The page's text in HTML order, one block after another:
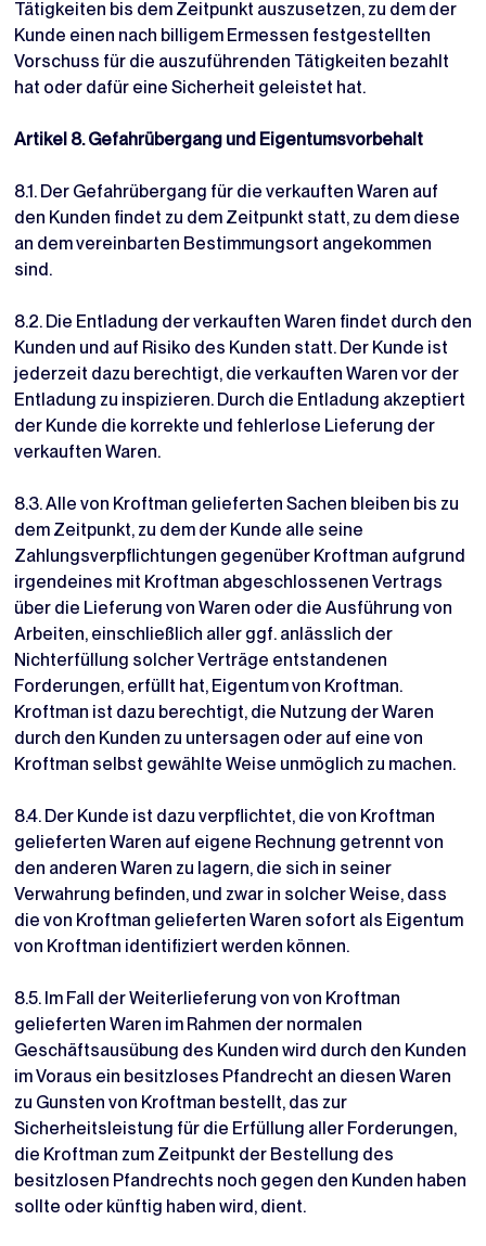
Tätigkeiten bis dem Zeitpunkt auszusetzen, zu dem der
Kunde einen nach billigem Ermessen festgestellten
Vorschuss für die auszuführenden Tätigkeiten bezahlt
hat oder dafür eine Sicherheit geleistet hat.
Artikel 8. Gefahrübergang und Eigentumsvorbehalt
8.1. Der Gefahrübergang für die verkauften Waren auf
den Kunden findet zu dem Zeitpunkt statt, zu dem diese
an dem vereinbarten Bestimmungsort angekommen
sind.
8.2. Die Entladung der verkauften Waren findet durch den
Kunden und auf Risiko des Kunden statt. Der Kunde ist
jederzeit dazu berechtigt, die verkauften Waren vor der
Entladung zu inspizieren. Durch die Entladung akzeptiert
der Kunde die korrekte und fehlerlose Lieferung der
verkauften Waren.
8.3. Alle von Kroftman gelieferten Sachen bleiben bis zu
dem Zeitpunkt, zu dem der Kunde alle seine
Zahlungsverpflichtungen gegenüber Kroftman aufgrund
irgendeines mit Kroftman abgeschlossenen Vertrags
über die Lieferung von Waren oder die Ausführung von
Arbeiten, einschließlich aller ggf. anlässlich der
Nichterfüllung solcher Verträge entstandenen
Forderungen, erfüllt hat, Eigentum von Kroftman.
Kroftman ist dazu berechtigt, die Nutzung der Waren
durch den Kunden zu untersagen oder auf eine von
Kroftman selbst gewählte Weise unmöglich zu machen.
8.4. Der Kunde ist dazu verpflichtet, die von Kroftman
gelieferten Waren auf eigene Rechnung getrennt von
den anderen Waren zu lagern, die sich in seiner
Verwahrung befinden, und zwar in solcher Weise, dass
die von Kroftman gelieferten Waren sofort als Eigentum
von Kroftman identifiziert werden können.
8.5. Im Fall der Weiterlieferung von von Kroftman
gelieferten Waren im Rahmen der normalen
Geschäftsausübung des Kunden wird durch den Kunden
im Voraus ein besitzloses Pfandrecht an diesen Waren
zu Gunsten von Kroftman bestellt, das zur
Sicherheitsleistung für die Erfüllung aller Forderungen,
die Kroftman zum Zeitpunkt der Bestellung des
besitzlosen Pfandrechts noch gegen den Kunden haben
sollte oder künftig haben wird, dient.